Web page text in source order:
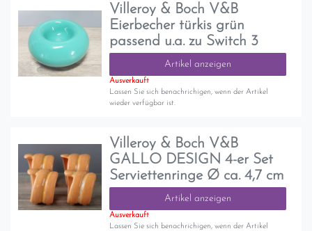
Villeroy & Boch V&B
Eierbecher türkis grün
passend u.a. zu Switch 3
Artikel anzeigen
Ausverkauft
Lassen Sie sich benachrichigen, wenn der Artikel
wieder verfügbar ist.
Villeroy & Boch V&B
GALLO DESIGN 4-er Set
Serviettenringe Ø ca. 4,7 cm
Artikel anzeigen
Ausverkauft
Lassen Sie sich benachrichigen, wenn der Artikel